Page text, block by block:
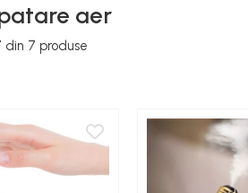
aer
din 7 produse